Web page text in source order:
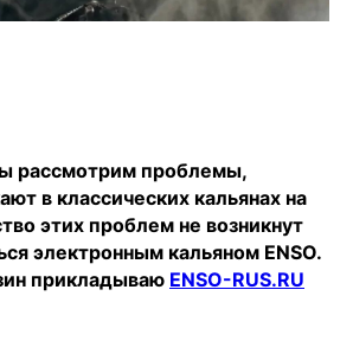
рассмотрим проблемы,
в классических кальянах на
этих проблем не возникнут
электронным кальяном ENSO.
прикладываю ENSO-RUS.RU